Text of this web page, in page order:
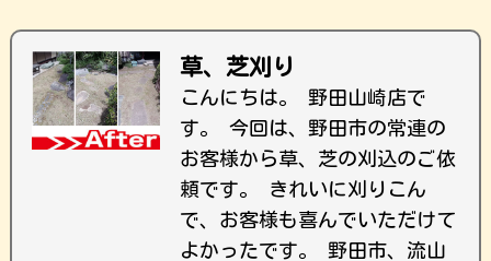
草、芝刈り
こんにちは。 野田山崎店で
す。 今回は、野田市の常連の
お客様から草、芝の刈込のご依
頼です。 きれいに刈りこん
で、お客様も喜んでいただけて
よかったです。 野田市、流山